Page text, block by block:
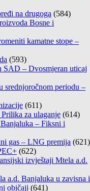
na drugoga (584)
Bosne i
kamatne stope –
(593)
SAD – Dvosmjeran uticaj
srednjoročnom periodu –
(611)
za ulaganje (614)
– Fiksni i
gas – LNG premija (621)
(622)
izvještaji Mtela a.d.
a.d. Banjaluka u zavisna i
običaji (641)